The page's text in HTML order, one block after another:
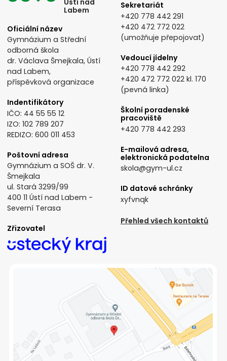
Labem
Oficiální název
Gymnázium a Střední
odborná škola
dr. Václava Šmejkala, Ústí
nad Labem,
příspěvková organizace
Indentifikátory
IČO: 44 55 55 12
IZO: 102 789 207
REDIZO: 600 011 453
Poštovní adresa
Gymnázium a SOŠ dr. V.
Šmejkala
ul. Stará 3299/99
400 11 Ústí nad Labem -
Severní Terasa
Zřizovatel
Sekretariát
+420 778 442 291
+420 472 772 022
(umožňuje přepojovat)
Vedoucí jídelny
+420 778 442 292
+420 472 772 022 kl. 170
(pevná linka)
Školní poradenské
pracoviště
+420 778 442 293
E-mailová adresa,
elektronická podatelna
skola@gym-ul.cz
ID datové schránky
xyfvnqk
Přehled všech kontaktů